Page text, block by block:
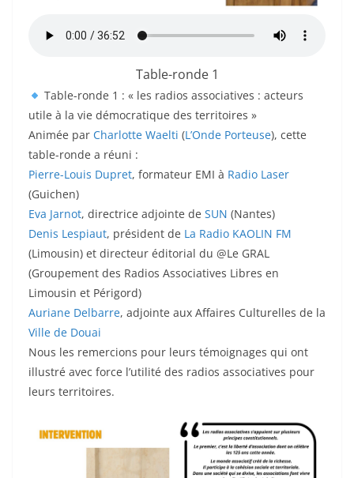
Table-ronde 1
Table-ronde 1 : « les radios associatives : acteurs
utile à la vie démocratique des territoires »
Animée par Charlotte Waelti (L’Onde Porteuse), cette
table-ronde a réuni :
Pierre-Louis Dupret, formateur EMI à Radio Laser
(Guichen)
Eva Jarnot, directrice adjointe de SUN (Nantes)
Denis Lespiaut, président de La Radio KAOLIN FM
(Limousin) et directeur éditorial du @Le GRAL
(Groupement des Radios Associatives Libres en
Limousin et Périgord)
Auriane Delbarre, adjointe aux Affaires Culturelles de la
Ville de Douai
Nous les remercions pour leurs témoignages qui ont
illustré avec force l’utilité des radios associatives pour
leurs territoires.